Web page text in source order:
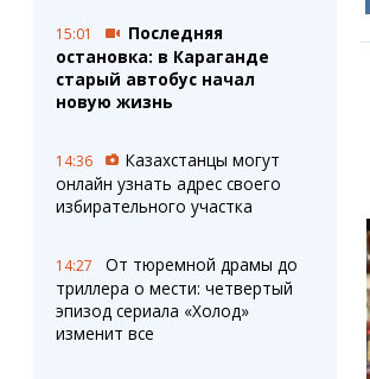
15:01
Последняя
остановка: в Караганде
старый автобус начал
новую жизнь
14:36
Казахстанцы могут
онлайн узнать адрес своего
избирательного участка
14:27
От тюремной драмы до
триллера о мести: четвертый
эпизод сериала «Холод»
изменит все